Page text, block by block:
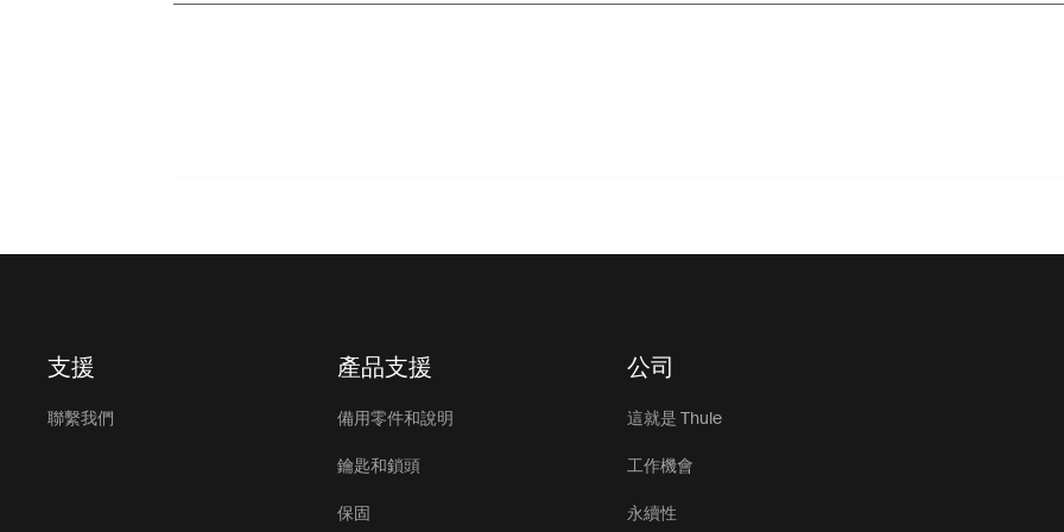
支援
聯繫我們
產品支援
備用零件和說明
鑰匙和鎖頭
保固
公司
這就是 Thule
工作機會
永續性